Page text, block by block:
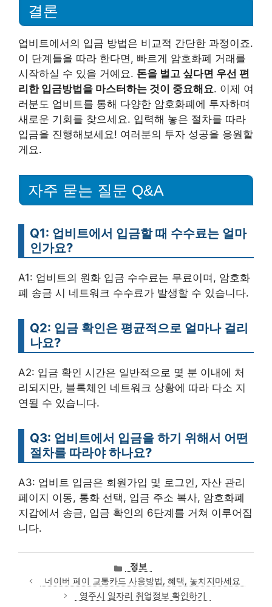
결론
업비트에서의 입금 방법은 비교적 간단한 과정이죠.
이 단계들을 따라 한다면, 빠르게 암호화폐 거래를
시작하실 수 있을 거예요. 돈을 벌고 싶다면 우선 편
리한 입금방법을 마스터하는 것이 중요해요. 이제 여
러분도 업비트를 통해 다양한 암호화폐에 투자하며
새로운 기회를 찾으세요. 입력해 놓은 절차를 따라
입금을 진행해보세요! 여러분의 투자 성공을 응원할
게요.
자주 묻는 질문 Q&A
Q1: 업비트에서 입금할 때 수수료는 얼마
인가요?
A1: 업비트의 원화 입금 수수료는 무료이며, 암호화
폐 송금 시 네트워크 수수료가 발생할 수 있습니다.
Q2: 입금 확인은 평균적으로 얼마나 걸리
나요?
A2: 입금 확인 시간은 일반적으로 몇 분 이내에 처
리되지만, 블록체인 네트워크 상황에 따라 다소 지
연될 수 있습니다.
Q3: 업비트에서 입금을 하기 위해서 어떤
절차를 따라야 하나요?
A3: 업비트 입금은 회원가입 및 로그인, 자산 관리
페이지 이동, 통화 선택, 입금 주소 복사, 암호화폐
지갑에서 송금, 입금 확인의 6단계를 거쳐 이루어집
니다.
카
테
고
리
정보
네이버 페이 교통카드 사용방법, 혜택, 놓치지마세요
영주시 일자리 취업정보 확인하기